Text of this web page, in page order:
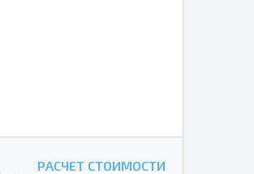
РАСЧЕТ СТОИМОСТИ